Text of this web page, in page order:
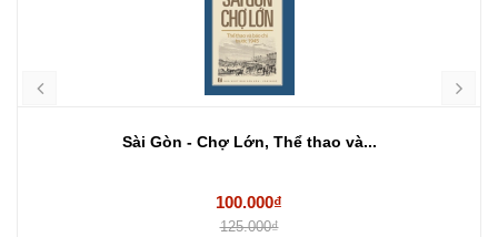
Sài Gòn - Chợ Lớn, Thể thao và...
100.000₫
125.000₫